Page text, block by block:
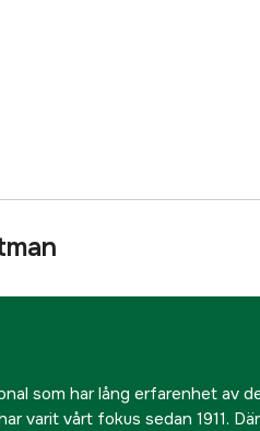
som har lång erfarenhet av
varit vårt fokus sedan 1911.